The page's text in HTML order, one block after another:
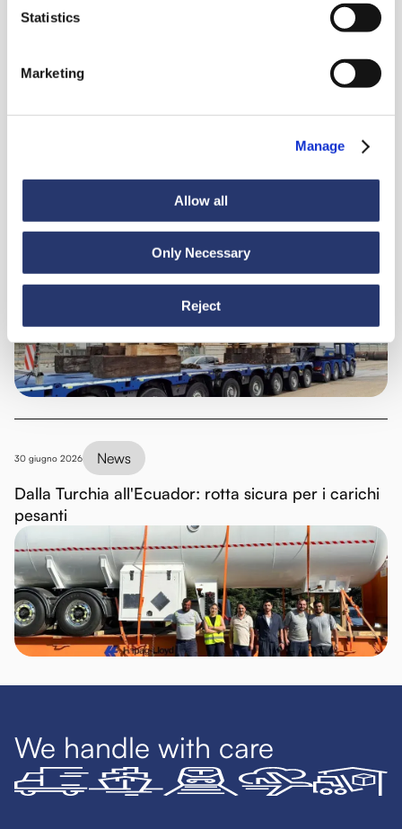
Statistics
Marketing
Manage
Allow all
Only Necessary
Reject
News
6 luglio 2026 News
98 tonnellate d'acciaio dall'Italia all'India
30 giugno 2026 News
Dalla Turchia all'Ecuador: rotta sicura per i carichi
pesanti
We handle with care